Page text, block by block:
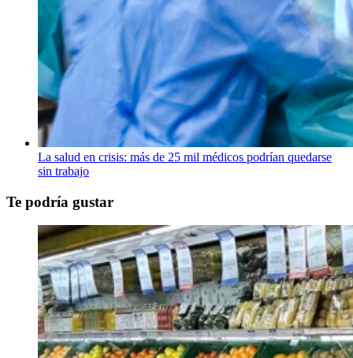
La salud en crisis: más de 25 mil médicos podrían quedarse
sin trabajo
Te podría gustar